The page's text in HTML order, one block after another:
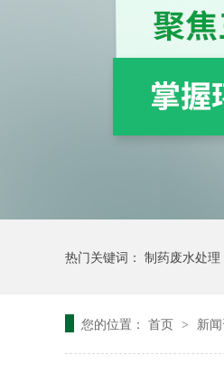
热门关键词： 制药废水处理
您的位置： 首页 > 新